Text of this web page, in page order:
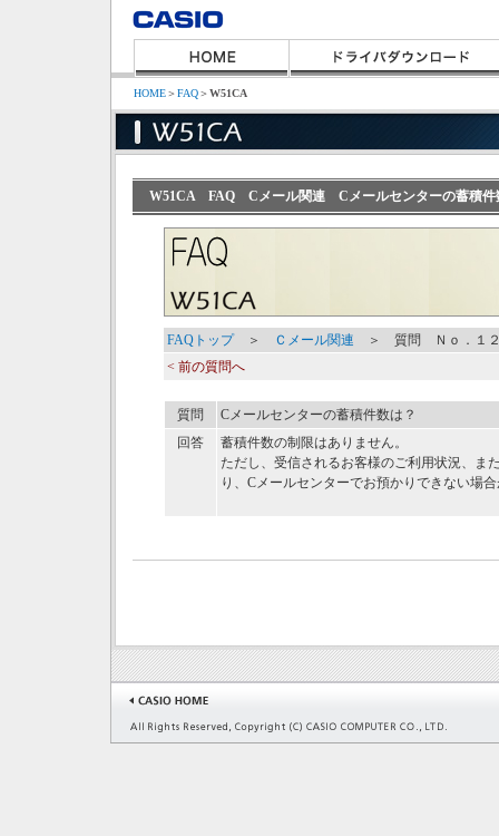
HOME＞FAQ＞W51CA
W51CA FAQ Cメール関連 Cメールセンターの蓄積件
FAQトップ＞ Ｃメール関連 ＞ 質問 Ｎｏ．１
< 前の質問へ
質問
Cメールセンターの蓄積件数は？
回答
蓄積件数の制限はありません。
ただし、受信されるお客様のご利用状況、ま
り、Cメールセンターでお預かりできない場